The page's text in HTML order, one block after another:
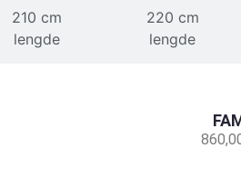
210 cm
lengde
220 cm
lengde